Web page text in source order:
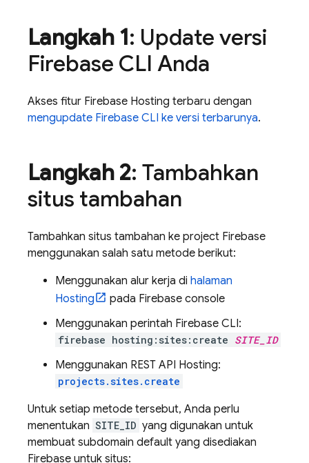
Langkah 1: Update versi
Firebase CLI Anda
Akses fitur Firebase Hosting terbaru dengan
mengupdate Firebase CLI ke versi terbarunya.
Langkah 2: Tambahkan
situs tambahan
Tambahkan situs tambahan ke project Firebase
menggunakan salah satu metode berikut:
Menggunakan alur kerja di halaman
Hosting
pada Firebase console
Menggunakan perintah Firebase CLI:
firebase hosting:sites:create SITE_ID
Menggunakan REST API Hosting:
projects.sites.create
Untuk setiap metode tersebut, Anda perlu
menentukan SITE_ID yang digunakan untuk
membuat subdomain default yang disediakan
Firebase untuk situs: